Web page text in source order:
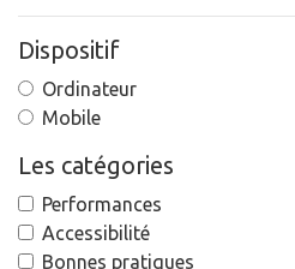
Dispositif
Ordinateur
Mobile
Les catégories
Performances
Accessibilité
Bonnes pratiques